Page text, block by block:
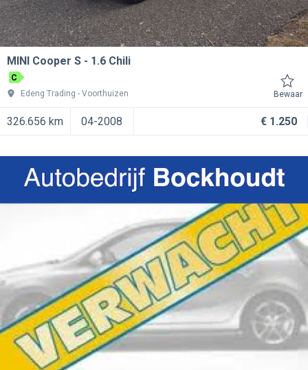
MINI Cooper S 1.6 Chili
C
Edeng Trading
Voorthuizen Bewaar
326.656 km 04-2008 € 1.250